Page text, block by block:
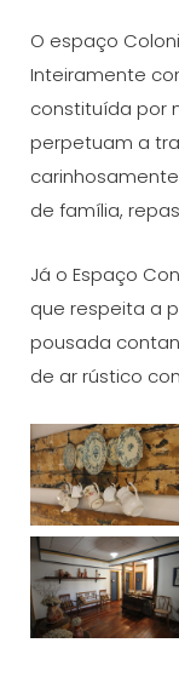
O espaço
Inteiramente
constituída por
perpetuam a
de família,
Já o Espaço
que respeita a
pousada
de ar rústico